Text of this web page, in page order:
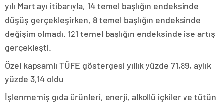
yılı Mart ayı itibarıyla, 14 temel başlığın endeksinde
düşüş gerçekleşirken, 8 temel başlığın endeksinde
değişim olmadı. 121 temel başlığın endeksinde ise artış
gerçekleşti.
Özel kapsamlı TÜFE göstergesi yıllık yüzde 71,89, aylık
yüzde 3,14 oldu
İşlenmemiş gıda ürünleri, enerji, alkollü içkiler ve tütün